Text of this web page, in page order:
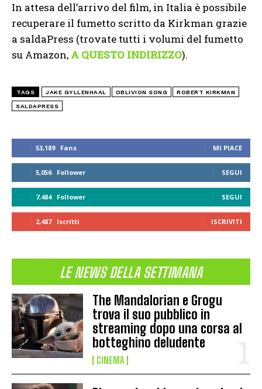
53,189 Fans MI PIACE
5,056 Follower SEGUI
7,484 Follower SEGUI
2,487 Iscritti ISCRIVITI
LE NEWS DELLA SETTIMANA
The Mandalorian e Grogu
trova il suo pubblico in
streaming dopo una corsa al
botteghino deludente
CINEMA
In attesa dell’arrivo del film, in Italia è possibile
recuperare il fumetto scritto da Kirkman grazie
a saldaPress (trovate tutti i volumi del fumetto
su Amazon, A QUESTO INDIRIZZO).
TAGS JAKE GYLLENHAAL OBLIVION SONG ROBERT KIRKMAN
SALDAPRESS